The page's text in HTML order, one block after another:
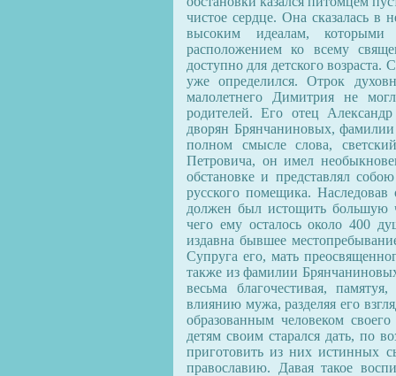
чистое сердце. Она сказалась в
высоким идеалам,
расположением ко всему
доступно для детского
уже определился. Отрок
малолетнего Димитрия не
родителей. Его отец
дворян Брянчаниновых,
полном смысле слова,
Петровича, он имел
обстановке и представлял
русского помещика.
должен был истощить большую
чего ему осталось около 400
издавна бывшее
Супруга его, мать
также из фамилии
весьма благочестивая,
влиянию мужа, разделяя его
образованным человеком
детям своим старался дать, по
приготовить из них истинных
православию. Давая такое